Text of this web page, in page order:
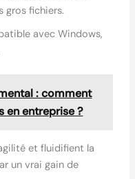
gros fichiers.
avec Windows,
: comment
en entreprise ?
et fluidifient la
un vrai gain de